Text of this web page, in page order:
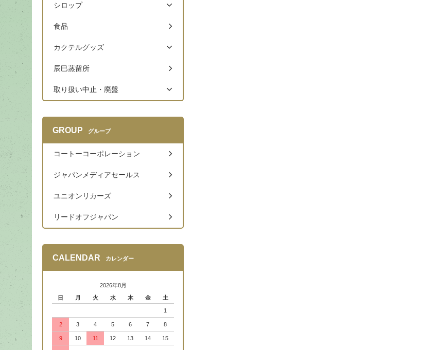
シロップ
食品
カクテルグッズ
辰巳蒸留所
取り扱い中止・廃盤
GROUP グループ
コートーコーポレーション
ジャパンメディアセールス
ユニオンリカーズ
リードオフジャパン
CALENDAR カレンダー
2026年8月
日
月 火 水 木 金 土
1
2 3 4 5 6 7 8
9 10 11 12 13 14 15